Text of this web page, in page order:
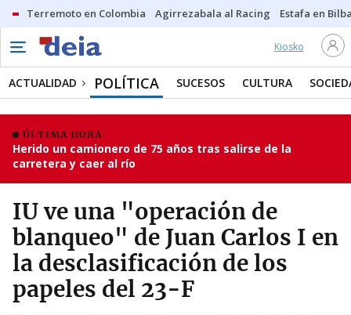
Terremoto en Colombia Agirrezabala al Racing Estafa en
Kiosko
ACTUALIDAD POLÍTICA SUCESOS CULTURA
ÚLTIMA HORA
Herido un camionero de 75 años tras salirse de la
carretera y caer al río
IU ve una "operación de
blanqueo" de Juan Carlos I en
la desclasificación de los
papeles del 23-F